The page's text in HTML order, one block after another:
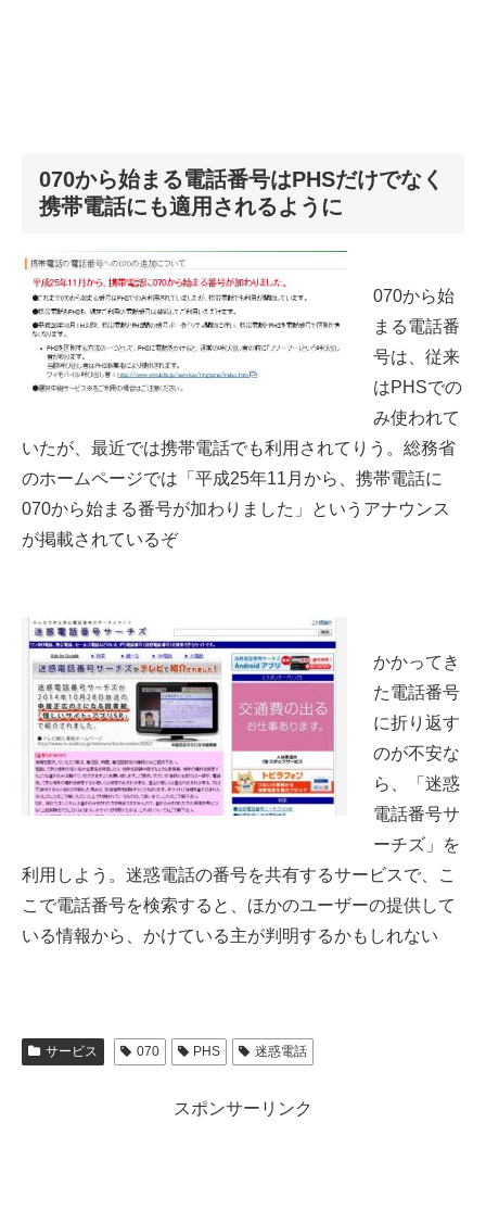
070から始まる電話番号はPHSだけでなく
携帯電話にも適用されるように
070から始
まる電話番
号は、従来
はPHSでの
み使われて
いたが、最近では携帯電話でも利用されてりう。総務省
のホームページでは「平成25年11月から、携帯電話に
070から始まる番号が加わりました」というアナウンス
が掲載されているぞ
かかってき
た電話番号
に折り返す
のが不安な
ら、「迷惑
電話番号サ
ーチズ」を
利用しよう。迷惑電話の番号を共有するサービスで、こ
こで電話番号を検索すると、ほかのユーザーの提供して
いる情報から、かけている主が判明するかもしれない
サービス 070 PHS 迷惑電話
スポンサーリンク